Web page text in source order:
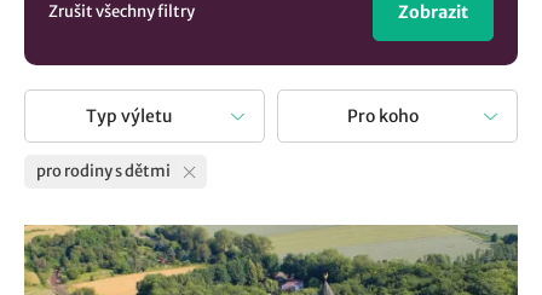
Zrušit všechny filtry Zobrazit
Typ výletu Pro koho
pro rodiny s dětmi